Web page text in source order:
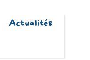
Actualités